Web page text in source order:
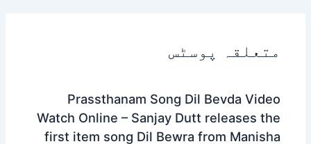
متعلقہ پوسٹس
Prassthanam Song Dil Bevda Video
Watch Online – Sanjay Dutt releases the
first item song Dil Bewra from Manisha